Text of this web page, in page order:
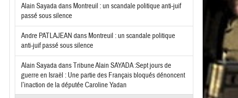
Alain Sayadadans Montreuil : un scandale politique anti-juif
passé sous silence
Andre PATLAJEAN dans Montreuil : un scandale politique
anti-juif passé sous silence
Alain SayadadansTribune Alain SAYADA :Sept jours de
guerre en Israël : Une partie des Français bloqués dénoncent
l’inaction de la députée Caroline Yadan